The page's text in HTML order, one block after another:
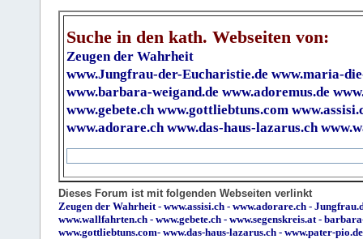
Suche in den kath. Webseiten von:
Zeugen der Wahrheit
www.Jungfrau-der-Eucharistie.de www.maria-
www.barbara-weigand.de www.adoremus.de
www.gebete.ch www.gottliebtuns.com
www.adorare.ch www.das-haus-lazarus.ch
Dieses Forum ist mit folgenden Webseiten verlinkt
Zeugen der Wahrheit - www.assisi.ch - www.adorare.ch -
www.wallfahrten.ch - www.gebete.ch - www.segenskreis.at -
www.gottliebtuns.com- www.das-haus-lazarus.ch - www.pater-pio.de